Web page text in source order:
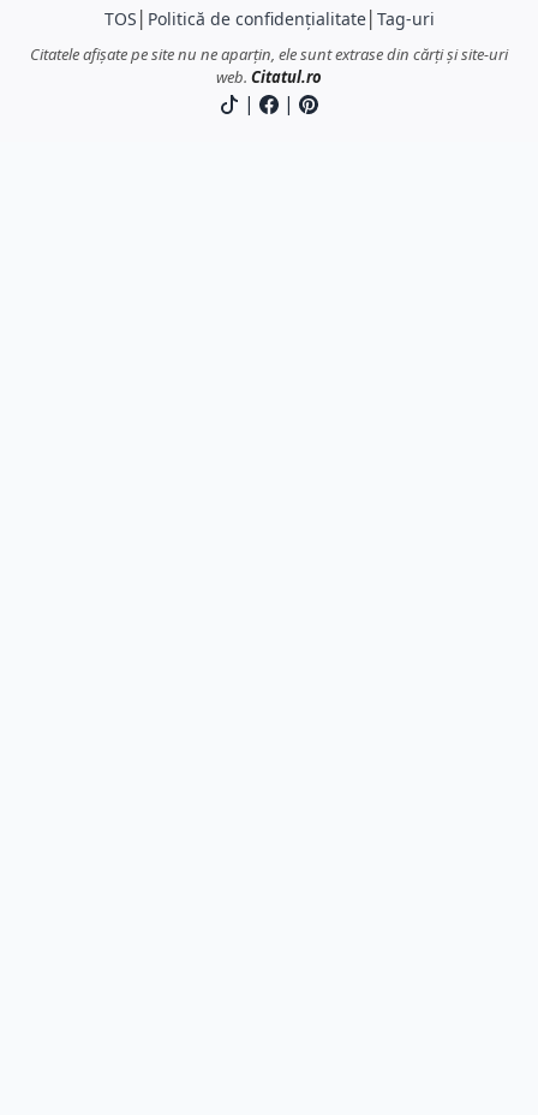
TOS Politică de confidențialitate│ Tag-uri
Citatele afișate pe site nu ne aparțin, ele sunt extrase din cărți și site-uri
web. Citatul.ro
| |